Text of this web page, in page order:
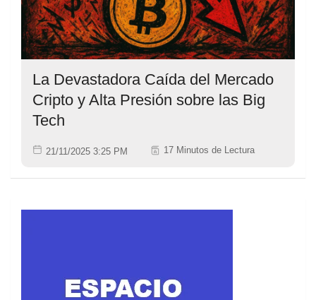
La Devastadora Caída del Mercado
Cripto y Alta Presión sobre las Big
Tech
21/11/2025 3:25 PM 17 Minutos de Lectura